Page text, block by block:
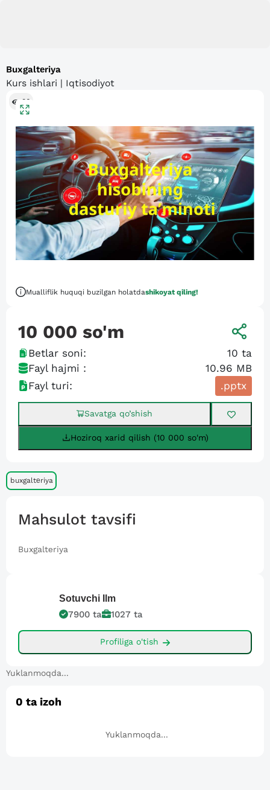
Buxgaltеriya
Kurs ishlari | Iqtisodiyot
86
Mualliflik huquqi buzilgan holatdashikoyat qiling!
10 000 so'm
Betlar soni: 10 ta
Fayl hajmi :
10.96 MB
Fayl turi:
.pptx
Savatga qo’shish
Hoziroq xarid qilish (10 000 so'm)
buxgaltеriya
Mahsulot tavsifi
Buxgaltеriya
Sotuvchi Ilm
7900 ta 1027 ta
Profiliga o'tish
Yuklanmoqda...
0 ta izoh
Yuklanmoqda...